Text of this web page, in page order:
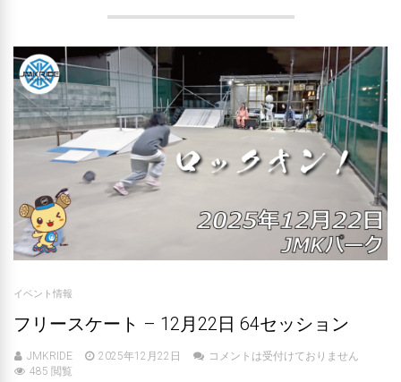
イベント情報
フリースケート – 12月22日 64セッション
JMKRIDE 2025年12月22日
コメントは受付けておりません
485 閲覧